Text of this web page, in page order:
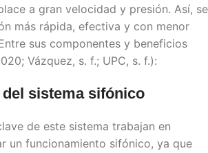
a gran velocidad y presión. Así, se
más rápida, efectiva y con menor
sus componentes y beneficios
Vázquez, s. f.; UPC, s. f.):
sistema sifónico
de este sistema trabajan en
un funcionamiento sifónico, ya que